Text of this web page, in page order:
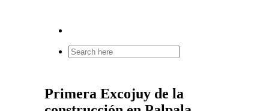
Search
for:
Primera Excojuy de la